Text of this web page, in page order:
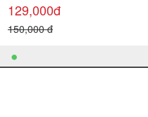
129,000đ
150,000 đ